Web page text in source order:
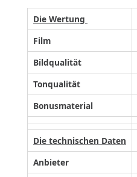
Die Wertung
Film
Bildqualität
Tonqualität
Bonusmaterial
Die technischen Daten
Anbieter